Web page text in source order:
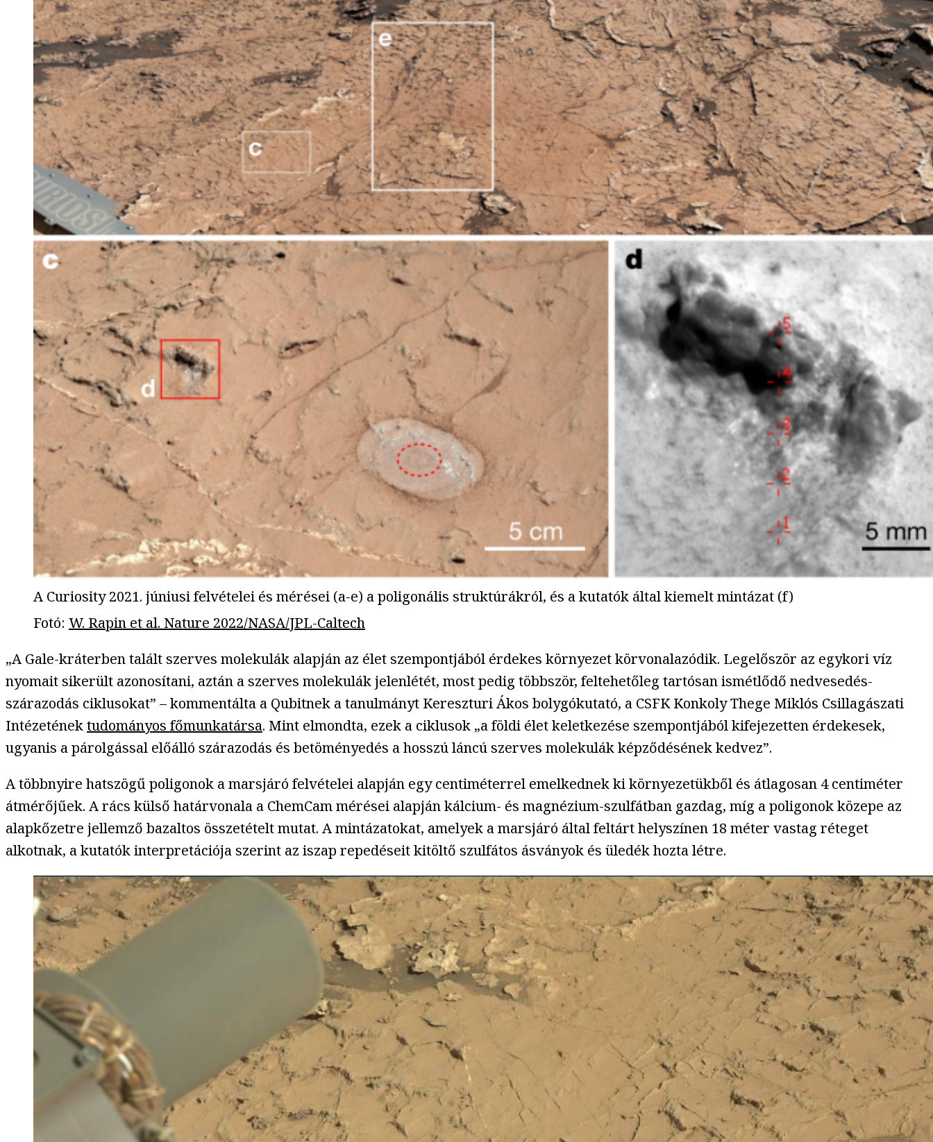
A Curiosity 2021. júniusi felvételei és mérései (a-e) a poligonális struktúrákról, és a kutatók által kiemelt mintázat (f)
Fotó: W. Rapin et al. Nature 2022/NASA/JPL-Caltech
„A Gale-kráterben talált szerves molekulák alapján az élet szempontjából érdekes környezet körvonalazódik. Legelőször az egykori víz
nyomait sikerült azonosítani, aztán a szerves molekulák jelenlétét, most pedig többször, feltehetőleg tartósan ismétlődő nedvesedés-
szárazodás ciklusokat” – kommentálta a Qubitnek a tanulmányt Kereszturi Ákos bolygókutató, a CSFK Konkoly Thege Miklós Csillagászati
Intézeténektudományos főmunkatársa. Mint elmondta, ezek a ciklusok „a földi élet keletkezése szempontjából kifejezetten érdekesek,
ugyanis a párolgással előálló szárazodás és betöményedés a hosszú láncú szerves molekulák képződésének kedvez”.
A többnyire hatszögű poligonok a marsjáró felvételei alapján egy centiméterrel emelkednek ki környezetükből és átlagosan 4 centiméter
átmérőjűek. A rács külső határvonala a ChemCam mérései alapján kálcium- és magnézium-szulfátban gazdag, míg a poligonok közepe az
alapkőzetre jellemző bazaltos összetételt mutat. A mintázatokat, amelyek a marsjáró által feltárt helyszínen 18 méter vastag réteget
alkotnak, a kutatók interpretációja szerint az iszap repedéseit kitöltő szulfátos ásványok és üledék hozta létre.